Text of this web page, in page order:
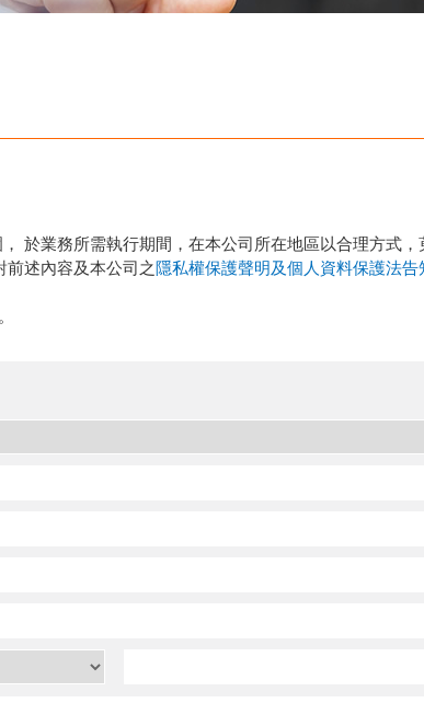
於業務所需執行期間，在本公司所在地區以合理方式
述內容及本公司之隱私權保護聲明及個人資料保護法告